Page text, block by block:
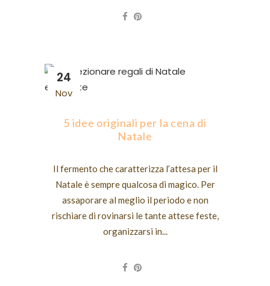
24
Nov
5 idee originali per la cena di
Natale
Il fermento che caratterizza l’attesa per il
Natale è sempre qualcosa di magico. Per
assaporare al meglio il periodo e non
rischiare di rovinarsi le tante attese feste,
organizzarsi in...